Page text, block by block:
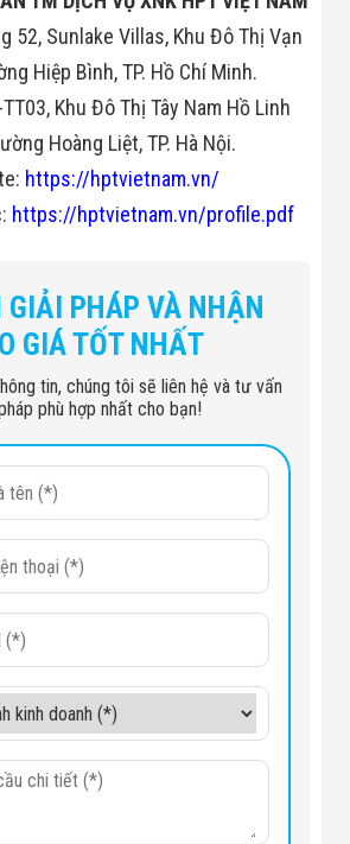
Đội
Dự Án Khối Nhà
Máy
Dự Án Kho
Xưởng -
Tin Tức
Tin Tuyển Dụng
52, Sunlake Villas, Khu Đô Thị Vạn
Hiệp Bình, TP. Hồ Chí Minh.
Khu Đô Thị Tây Nam Hồ Linh
Hoàng Liệt, TP. Hà Nội.
https://hptvietnam.vn/
https://hptvietnam.vn/profile.pdf
PHÁP VÀ NHẬN
GIÁ TỐT NHẤT
tin, chúng tôi sẽ liên hệ và tư vấn
phù hợp nhất cho bạn!